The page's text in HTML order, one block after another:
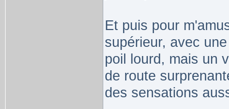
Et puis pour
supérieur, avec
poil lourd, mais un
de route
des sensations